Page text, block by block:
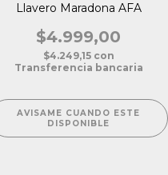
Llavero Maradona AFA
$4.999,00
$4.249,15 con
Transferencia bancaria
AVISAME CUANDO ESTE
DISPONIBLE